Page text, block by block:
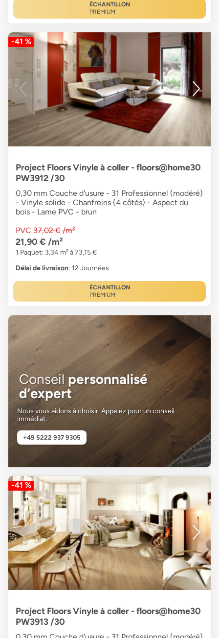
ÉCHANTILLON
PREMIUM
-41 %
Project Floors Vinyle à coller - floors@home30
PW3912 /30
0,30 mm Couche d'usure - 31 Professionnel (modéré)
- Vinyle solide - Chanfreins (4 côtés) - Aspect du
bois - Lame PVC - brun
PVC 37,02 € /m²
21,90 € /m²
1 Paquet: 3,34 m² à 73,15 €
Délai de livraison: 12 Journées
ÉCHANTILLON
PREMIUM
Conseil personnalisé
d’expert
Nous vous aidons à choisir. Appelez pour un conseil
immédiat.
+49 5222 937 9305
-41 %
Project Floors Vinyle à coller - floors@home30
PW3913 /30